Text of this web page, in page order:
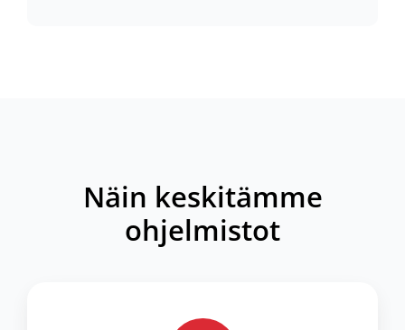
Näin keskitämme
ohjelmistot